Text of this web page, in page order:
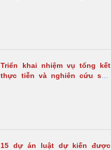
Triển khai nhiệm vụ tổng kết
thực tiễn và nghiên cứu sửa
15 dự án luật dự kiến được